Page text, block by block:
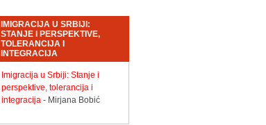
IMIGRACIJA U SRBIJI:
STANJE I PERSPEKTIVE,
TOLERANCIJA I
INTEGRACIJA
Imigracija u Srbiji: Stanje i
perspektive, tolerancija i
integracija- Mirjana Bobić